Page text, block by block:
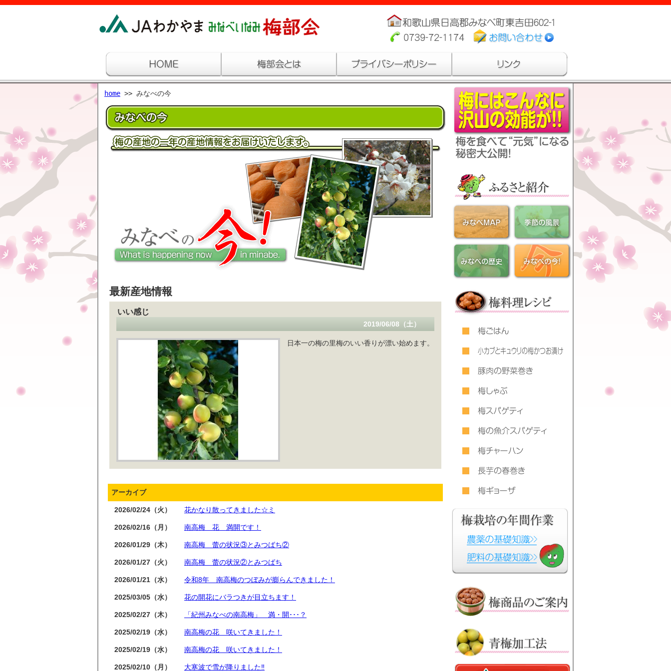
home >> みなべの今
最新産地情報
いい感じ
2019/06/08（土）
日本一の梅の里梅のいい香りが漂い始めます。
アーカイブ
2026/02/24（火） 花かなり散ってきました☆ミ
2026/02/16（月） 南高梅 花 満開です！
2026/01/29（木） 南高梅 蕾の状況③とみつばち②
2026/01/27（火） 南高梅 蕾の状況②とみつばち
2026/01/21（水） 令和8年 南高梅のつぼみが膨らんできました！
2025/03/05（水） 花の開花にバラつきが目立ちます！
2025/02/27（木） 「紀州みなべの南高梅」 満・開･･･？
2025/02/19（水） 南高梅の花 咲いてきました！
2025/02/19（水） 南高梅の花 咲いてきました！
2025/02/10（月） 大寒波で雪が降りました‼